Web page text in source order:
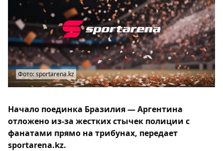
Фото: sportarena.kz
Начало поединка Бразилия — Аргентина
отложено из-за жестких стычек полиции с
фанатами прямо на трибунах, передает
sportarena.kz.